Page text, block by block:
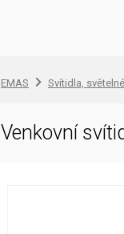
EMAS Svítidla,
Venkovní